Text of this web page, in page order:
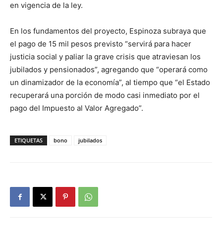
en vigencia de la ley.
En los fundamentos del proyecto, Espinoza subraya que
el pago de 15 mil pesos previsto “servirá para hacer
justicia social y paliar la grave crisis que atraviesan los
jubilados y pensionados”, agregando que “operará como
un dinamizador de la economía”, al tiempo que “el Estado
recuperará una porción de modo casi inmediato por el
pago del Impuesto al Valor Agregado”.
ETIQUETAS bono jubilados